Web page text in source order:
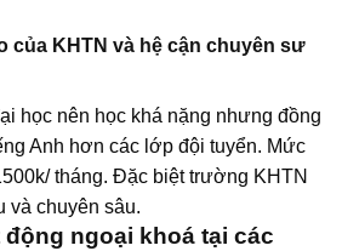
của KHTN và hệ cận chuyên sư
học nên học khá nặng nhưng đồng
Anh hơn các lớp đội tuyển. Mức
tháng. Đặc biệt trường KHTN
và chuyên sâu.
ngoại khoá tại các